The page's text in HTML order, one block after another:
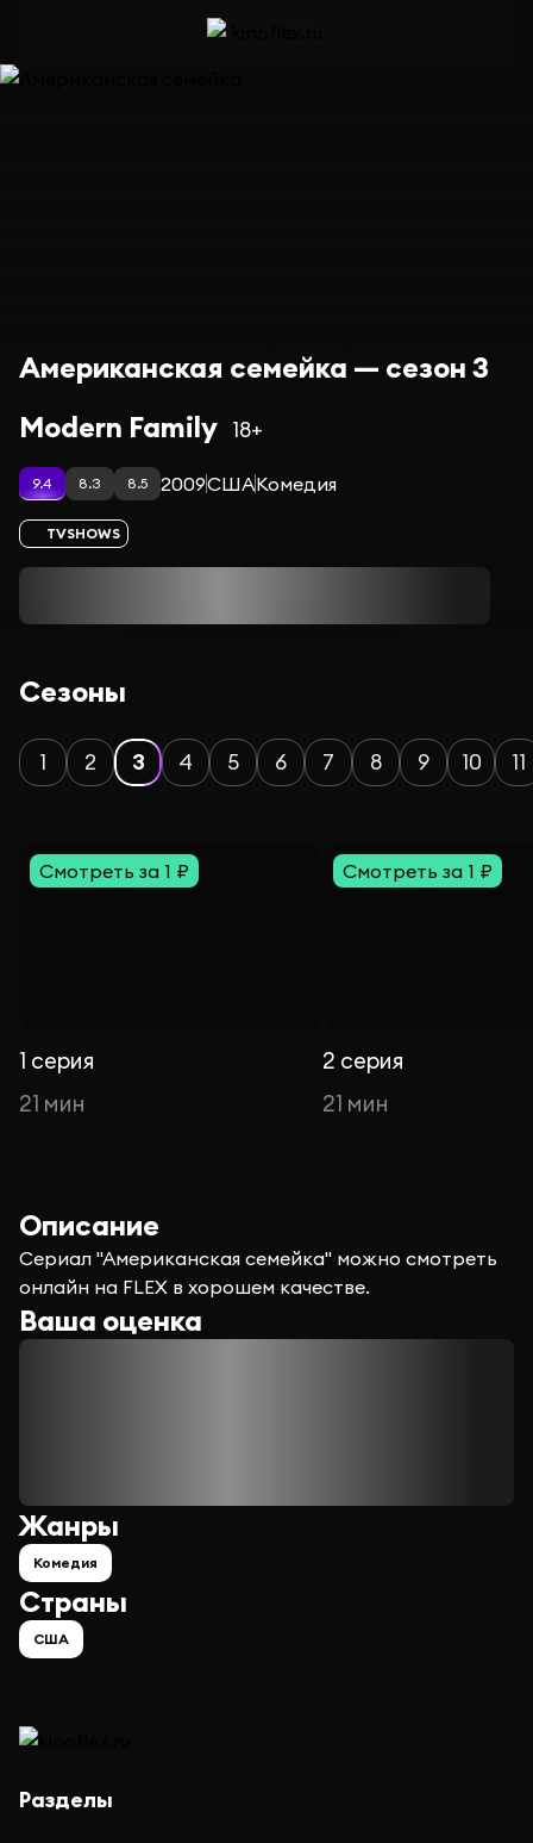
Американская семейка — сезон 3
Modern Family 18+
9.4 8.3 8.5 2009СШАКомедия
TVSHOWS
Сезоны
1 2 3 4 5 6 7 8 9 10 11
Смотреть за 1 ₽
1 серия
21 мин
Смотреть за 1 ₽
2 серия
21 мин
Описание
Сериал "Американская семейка" можно смотреть
онлайн на FLEX в хорошем качестве.
Ваша оценка
Страны
США
Жанры
Комедия
Разделы